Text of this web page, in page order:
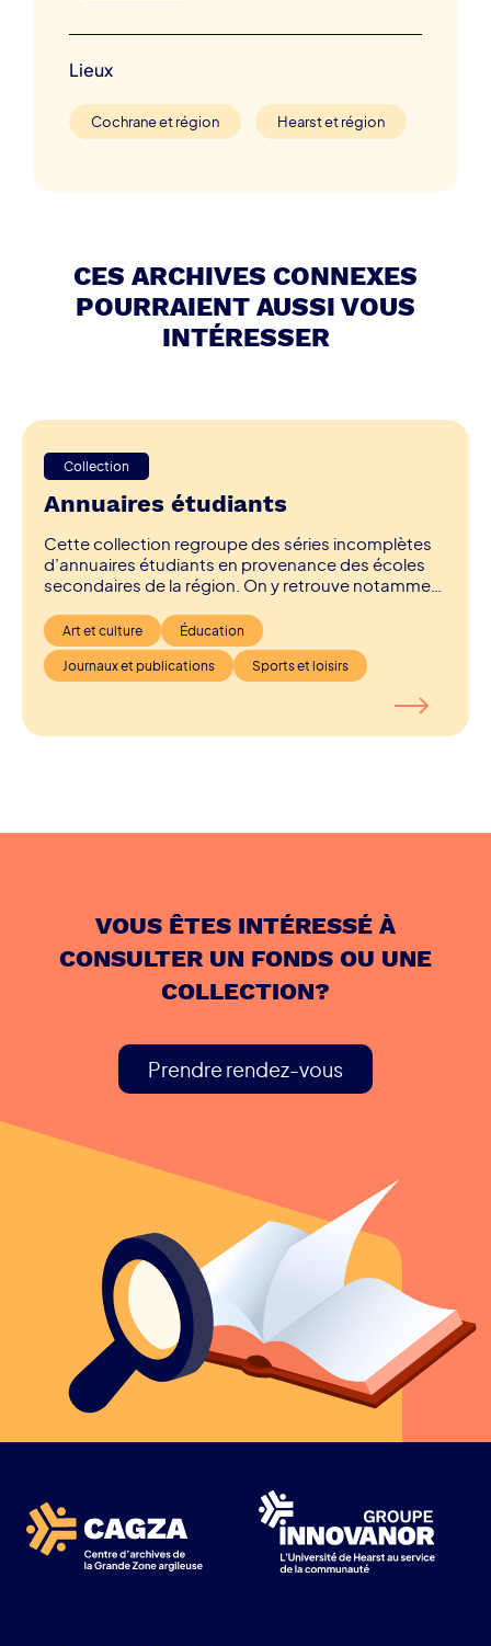
Lieux
Cochrane et région Hearst et région
CES ARCHIVES CONNEXES
POURRAIENT AUSSI VOUS
INTÉRESSER
Collection
Annuaires étudiants
Cette collection regroupe des séries incomplètes
d’annuaires étudiants en provenance des écoles
secondaires de la région. On y retrouve notamment
secondaires privées, qui ont été fermées à la suite
de la création des écoles secondaires publiques de
langue française en Ontario, en 1968.
Art et culture Éducation
Journaux et publications Sports et loisirs
VOUS ÊTES INTÉRESSÉ À
CONSULTER UN FONDS OU UNE
COLLECTION?
Prendre rendez-vous